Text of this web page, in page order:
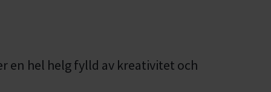
en hel helg fylld av kreativitet och